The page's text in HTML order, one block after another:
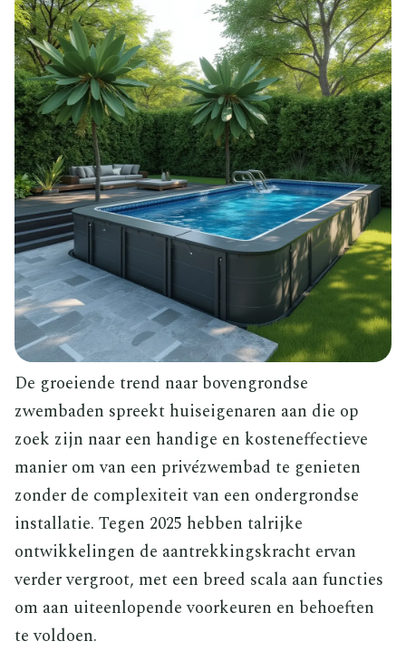
De groeiende trend naar bovengrondse
zwembaden spreekt huiseigenaren aan die op
zoek zijn naar een handige en kosteneffectieve
manier om van een privézwembad te genieten
zonder de complexiteit van een ondergrondse
installatie. Tegen 2025 hebben talrijke
ontwikkelingen de aantrekkingskracht ervan
verder vergroot, met een breed scala aan functies
om aan uiteenlopende voorkeuren en behoeften
te voldoen.